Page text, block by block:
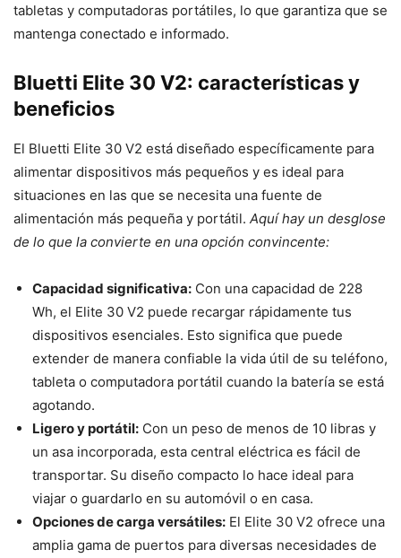
tabletas y computadoras portátiles, lo que garantiza que se
mantenga conectado e informado.
Bluetti Elite 30 V2: características y
beneficios
El Bluetti Elite 30 V2 está diseñado específicamente para
alimentar dispositivos más pequeños y es ideal para
situaciones en las que se necesita una fuente de
alimentación más pequeña y portátil. Aquí hay un desglose
de lo que la convierte en una opción convincente:
Capacidad significativa: Con una capacidad de 228
Wh, el Elite 30 V2 puede recargar rápidamente tus
dispositivos esenciales. Esto significa que puede
extender de manera confiable la vida útil de su teléfono,
tableta o computadora portátil cuando la batería se está
agotando.
Ligero y portátil: Con un peso de menos de 10 libras y
un asa incorporada, esta central eléctrica es fácil de
transportar. Su diseño compacto lo hace ideal para
viajar o guardarlo en su automóvil o en casa.
Opciones de carga versátiles: El Elite 30 V2 ofrece una
amplia gama de puertos para diversas necesidades de